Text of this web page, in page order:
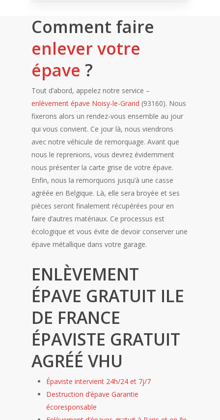
Comment faire
enlever votre
épave ?
Tout d’abord, appelez notre service –
enlèvement épave Noisy-le-Grand (93160). Nous
fixerons alors un rendez-vous ensemble au jour
qui vous convient. Ce jour là, nous viendrons
avec notre véhicule de remorquage. Avant que
nous le reprenions, vous devrez évidemment
nous présenter la carte grise de votre épave.
Enfin, nous la remorquons jusqu’à une casse
agréée en Belgique. Là, elle sera broyée et ses
pièces seront finalement récupérées pour en
faire d’autres matériaux. Ce processus est
écologique et vous évite de devoir conserver une
épave métallique dans votre garage.
ENLÈVEMENT
ÉPAVE GRATUIT ILE
DE FRANCE
ÉPAVISTE GRATUIT
AGRÉÉ VHU
Épaviste intervient 24h/24 et 7j/7
Destruction d’épave Garantie
écoresponsable